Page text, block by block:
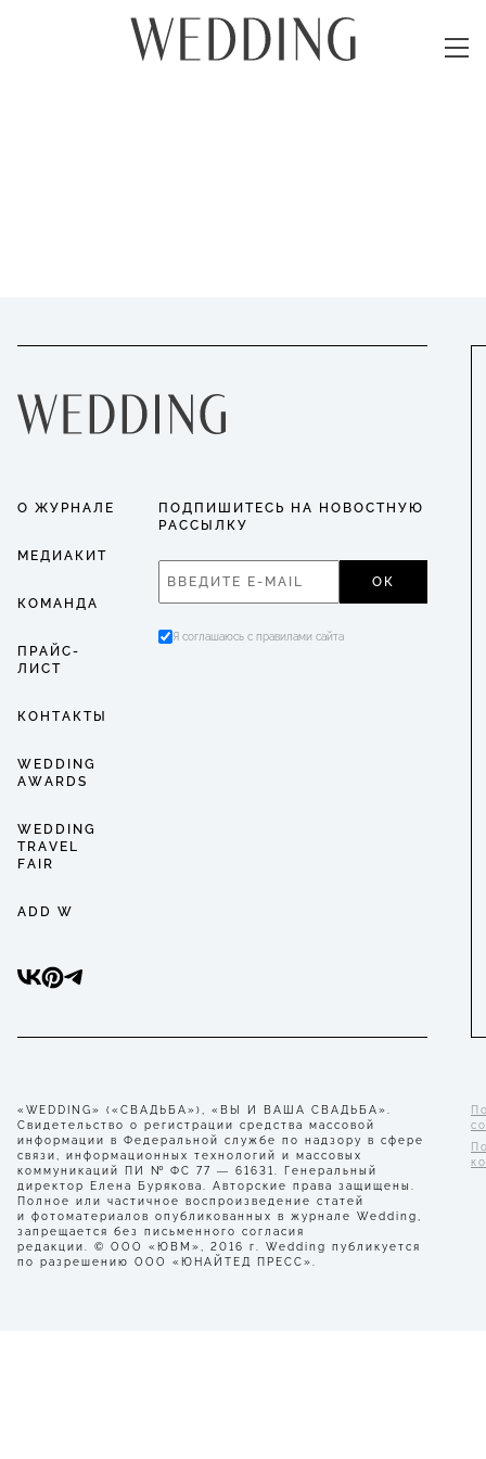
О ЖУРНАЛЕ
МЕДИАКИТ
КОМАНДА
ПРАЙС-
ЛИСТ
КОНТАКТЫ
WEDDING
AWARDS
WEDDING
TRAVEL
FAIR
ADD W
ПОДПИШИТЕСЬ НА НОВОСТНУЮ
РАССЫЛКУ
ОК
Я соглашаюсь с правилами сайта
«WEDDING» («СВАДЬБА»), «ВЫ И ВАША СВАДЬБА».
Свидетельство о регистрации средства массовой
информации в Федеральной службе по надзору в сфере
связи, информационных технологий и массовых
коммуникаций ПИ № ФС 77 — 61631. Генеральный
директор Елена Бурякова. Авторские права защищены.
Полное или частичное воспроизведение статей
и фотоматериалов опубликованных в журнале Wedding,
запрещается без письменного согласия
редакции. © ООО «ЮВМ», 2016 г. Wedding публикуется
по разрешению ООО «ЮНАЙТЕД ПРЕСС».